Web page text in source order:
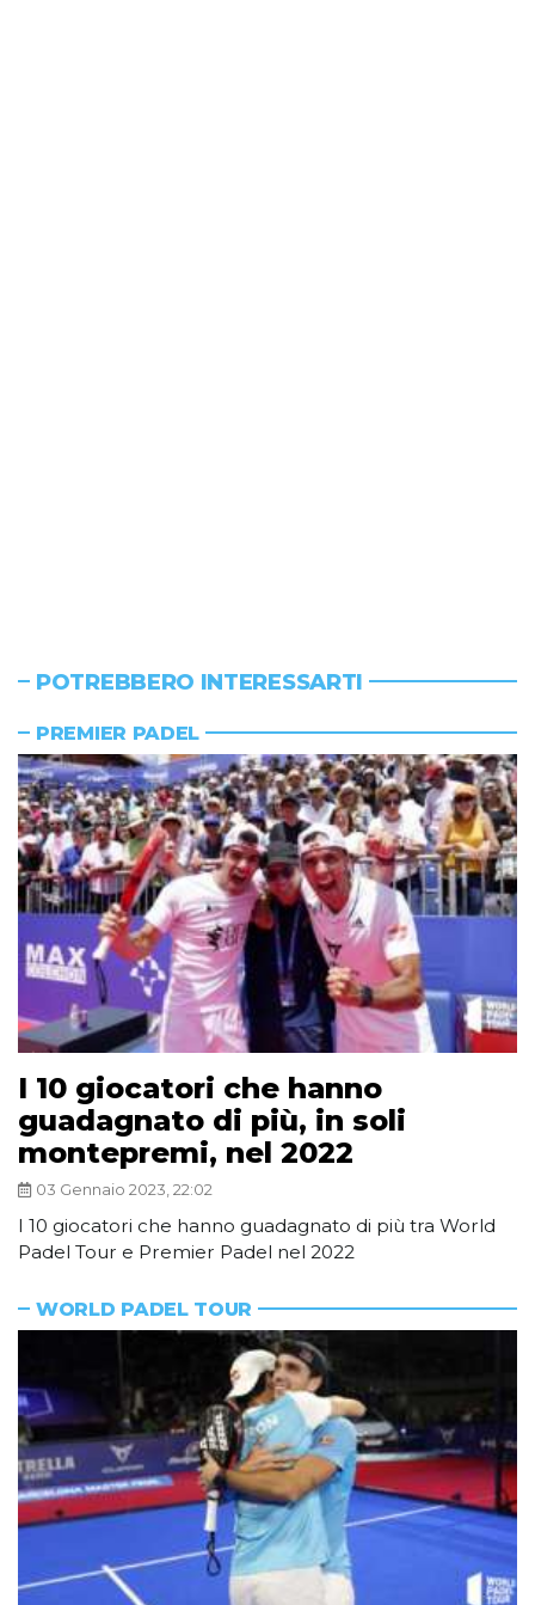
POTREBBERO INTERESSARTI
PREMIER PADEL
I 10 giocatori che hanno
guadagnato di più, in soli
montepremi, nel 2022
03 Gennaio 2023, 22:02
I 10 giocatori che hanno guadagnato di più tra World
Padel Tour e Premier Padel nel 2022
WORLD PADEL TOUR